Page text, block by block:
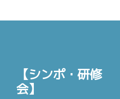
【シンポ・研修
会】